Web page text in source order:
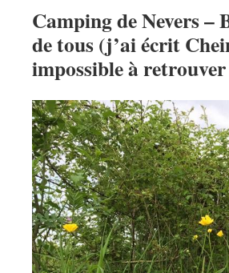
Camping de Nevers –
de tous (j’ai écrit
impossible à